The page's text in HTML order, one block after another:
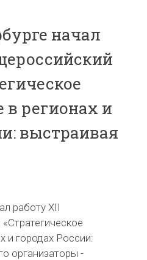
начал
в регионах и
выстраивая
работу XII
и городах России:
организаторы -